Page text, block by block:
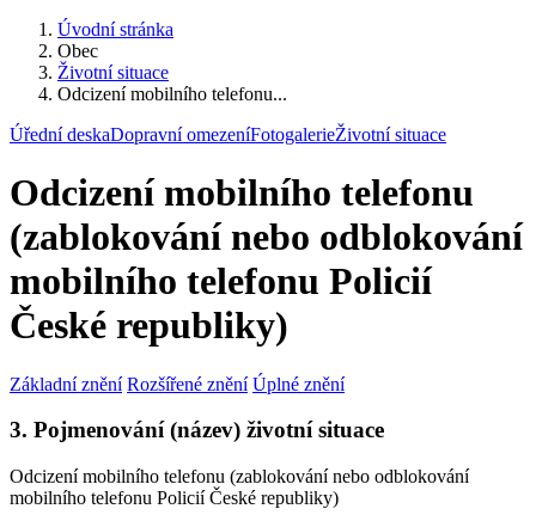
Úvodní stránka
Obec
Životní situace
Odcizení mobilního telefonu...
Úřední deskaDopravní omezeníFotogalerieŽivotní situace
Odcizení mobilního telefonu
(zablokování nebo odblokování
mobilního telefonu Policií
České republiky)
Základní znění Rozšířené znění Úplné znění
3. Pojmenování (název) životní situace
Odcizení mobilního telefonu (zablokování nebo odblokování
mobilního telefonu Policií České republiky)